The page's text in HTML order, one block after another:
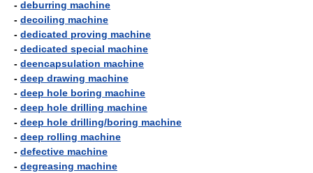
- deburring machine
- decoiling machine
- dedicated proving machine
- dedicated special machine
- deencapsulation machine
- deep drawing machine
- deep hole boring machine
- deep hole drilling machine
- deep hole drilling/boring machine
- deep rolling machine
- defective machine
- degreasing machine